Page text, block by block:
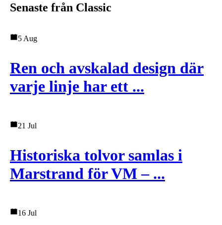
Senaste från Classic
5 Aug
Ren och avskalad design där
varje linje har ett ...
21 Jul
Historiska tolvor samlas i
Marstrand för VM – ...
16 Jul